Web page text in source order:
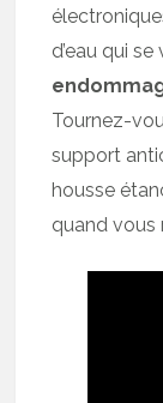
d’eau qui
Tournez-
support
housse
quand vous